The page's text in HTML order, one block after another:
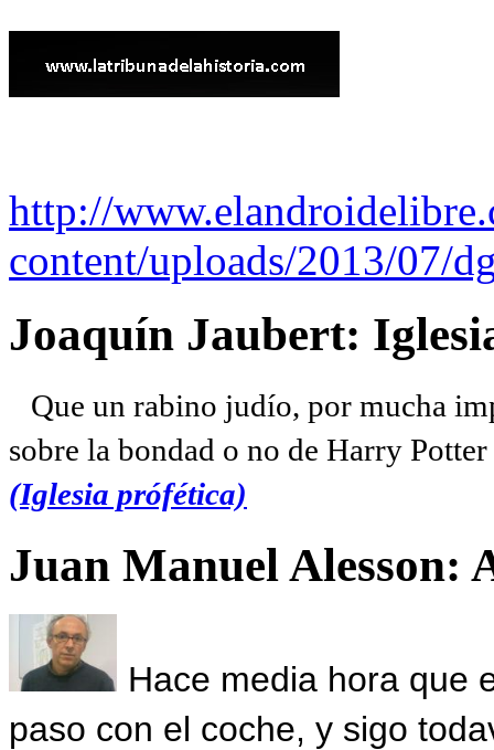
http://
content/uploads/2013/07/
Joaquín Jaubert:
Que un rabino judío, por mucha
sobre la bondad o no de Harry
(Iglesia prófética)
Juan Manuel Alesson:
Hace media hora que
paso con el coche, y sigo